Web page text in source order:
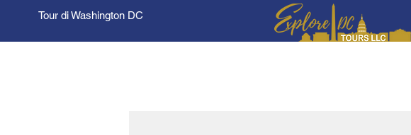
Tour di Washington DC